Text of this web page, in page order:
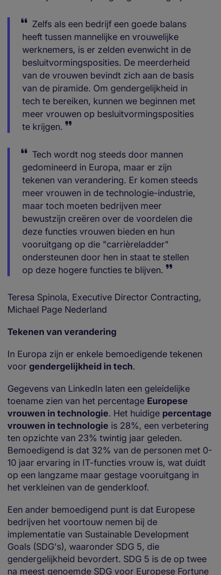
Zelfs als een bedrijf een goede balans
heeft tussen mannelijke en vrouwelijke
werknemers, is er zelden evenwicht in de
besluitvormingsposities. De meerderheid
van de vrouwen bevindt zich aan de basis
van de piramide. Om gendergelijkheid in
tech te bereiken, kunnen we beginnen met
meer vrouwen op besluitvormingsposities
te krijgen.
Tech wordt nog steeds door mannen
gedomineerd in Europa, maar er zijn
tekenen van verandering. Er komen steeds
meer vrouwen in de technologie-industrie,
maar toch moeten bedrijven meer
bewustzijn creëren over de voordelen die
deze functies vrouwen bieden en hun
vooruitgang op die "carrièreladder"
ondersteunen door hen in staat te stellen
op deze hogere functies te blijven.
Teresa Spinola, Executive Director Contracting,
Michael Page Nederland
Tekenen van verandering
In Europa zijn er enkele bemoedigende tekenen
voor gendergelijkheid in tech.
Gegevens van LinkedIn laten een geleidelijke
toename zien van het percentage Europese
vrouwen in technologie. Het huidige percentage
vrouwen in technologie is 28%, een verbetering
ten opzichte van 23% twintig jaar geleden.
Bemoedigend is dat 32% van de personen met 0-
10 jaar ervaring in IT-functies vrouw is, wat duidt
op een langzame maar gestage vooruitgang in
het verkleinen van de genderkloof.
Een ander bemoedigend punt is dat Europese
bedrijven het voortouw nemen bij de
implementatie van Sustainable Development
Goals (SDG's), waaronder SDG 5, die
gendergelijkheid bevordert. SDG 5 is de op twee
na meest genoemde SDG voor Europese Fortune